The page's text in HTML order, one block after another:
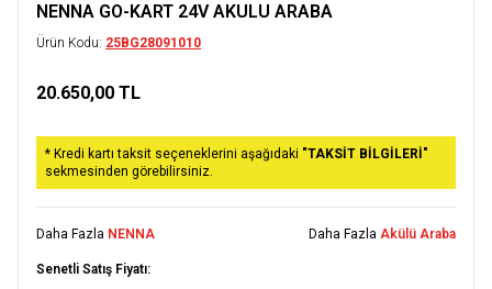
NENNA GO-KART 24V AKULU ARABA
Ürün Kodu: 25BG28091010
20.650,00 TL
* Kredi kartı taksit seçeneklerini aşağıdaki "TAKSİT BİLGİLERİ"
sekmesinden görebilirsiniz.
Daha Fazla NENNA Daha Fazla Akülü Araba
Senetli Satış Fiyatı: